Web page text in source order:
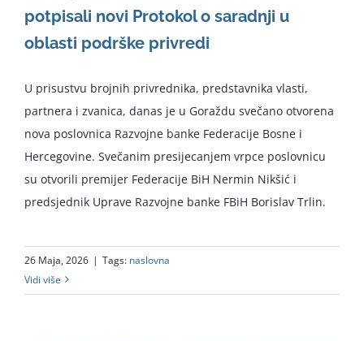
potpisali novi Protokol o saradnji u
oblasti podrške privredi
U prisustvu brojnih privrednika, predstavnika vlasti,
partnera i zvanica, danas je u Goraždu svečano otvorena
nova poslovnica Razvojne banke Federacije Bosne i
Hercegovine. Svečanim presijecanjem vrpce poslovnicu
su otvorili premijer Federacije BiH Nermin Nikšić i
predsjednik Uprave Razvojne banke FBiH Borislav Trlin.
26 Maja, 2026 | Tags: naslovna
Vidi više